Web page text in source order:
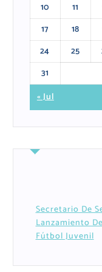
10
11
17
18
24
25
31
« Jul
Secretario De
Lanzamiento
Fútbol Juvenil